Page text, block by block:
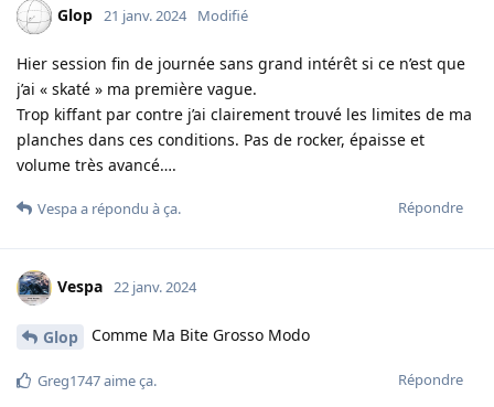
Glop 21 janv. 2024 Modifié
Hier session fin de journée sans grand intérêt si ce n’est que
j’ai « skaté » ma première vague.
Trop kiffant par contre j’ai clairement trouvé les limites de ma
planches dans ces conditions. Pas de rocker, épaisse et
volume très avancé….
Répondre
Vespaa répondu à ça.
Vespa 22 janv. 2024
Glop Comme Ma Bite Grosso Modo
Répondre
Greg1747aime ça.